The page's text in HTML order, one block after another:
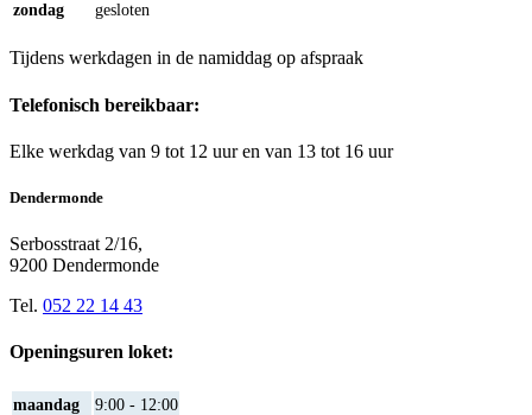
zondag
gesloten
Tijdens werkdagen in de namiddag op afspraak
Telefonisch bereikbaar:
Elke werkdag van 9 tot 12 uur en van 13 tot 16 uur
Dendermonde
Serbosstraat 2/16,
9200 Dendermonde
Tel. 052 22 14 43
Openingsuren loket:
maandag
9:00 - 12:00